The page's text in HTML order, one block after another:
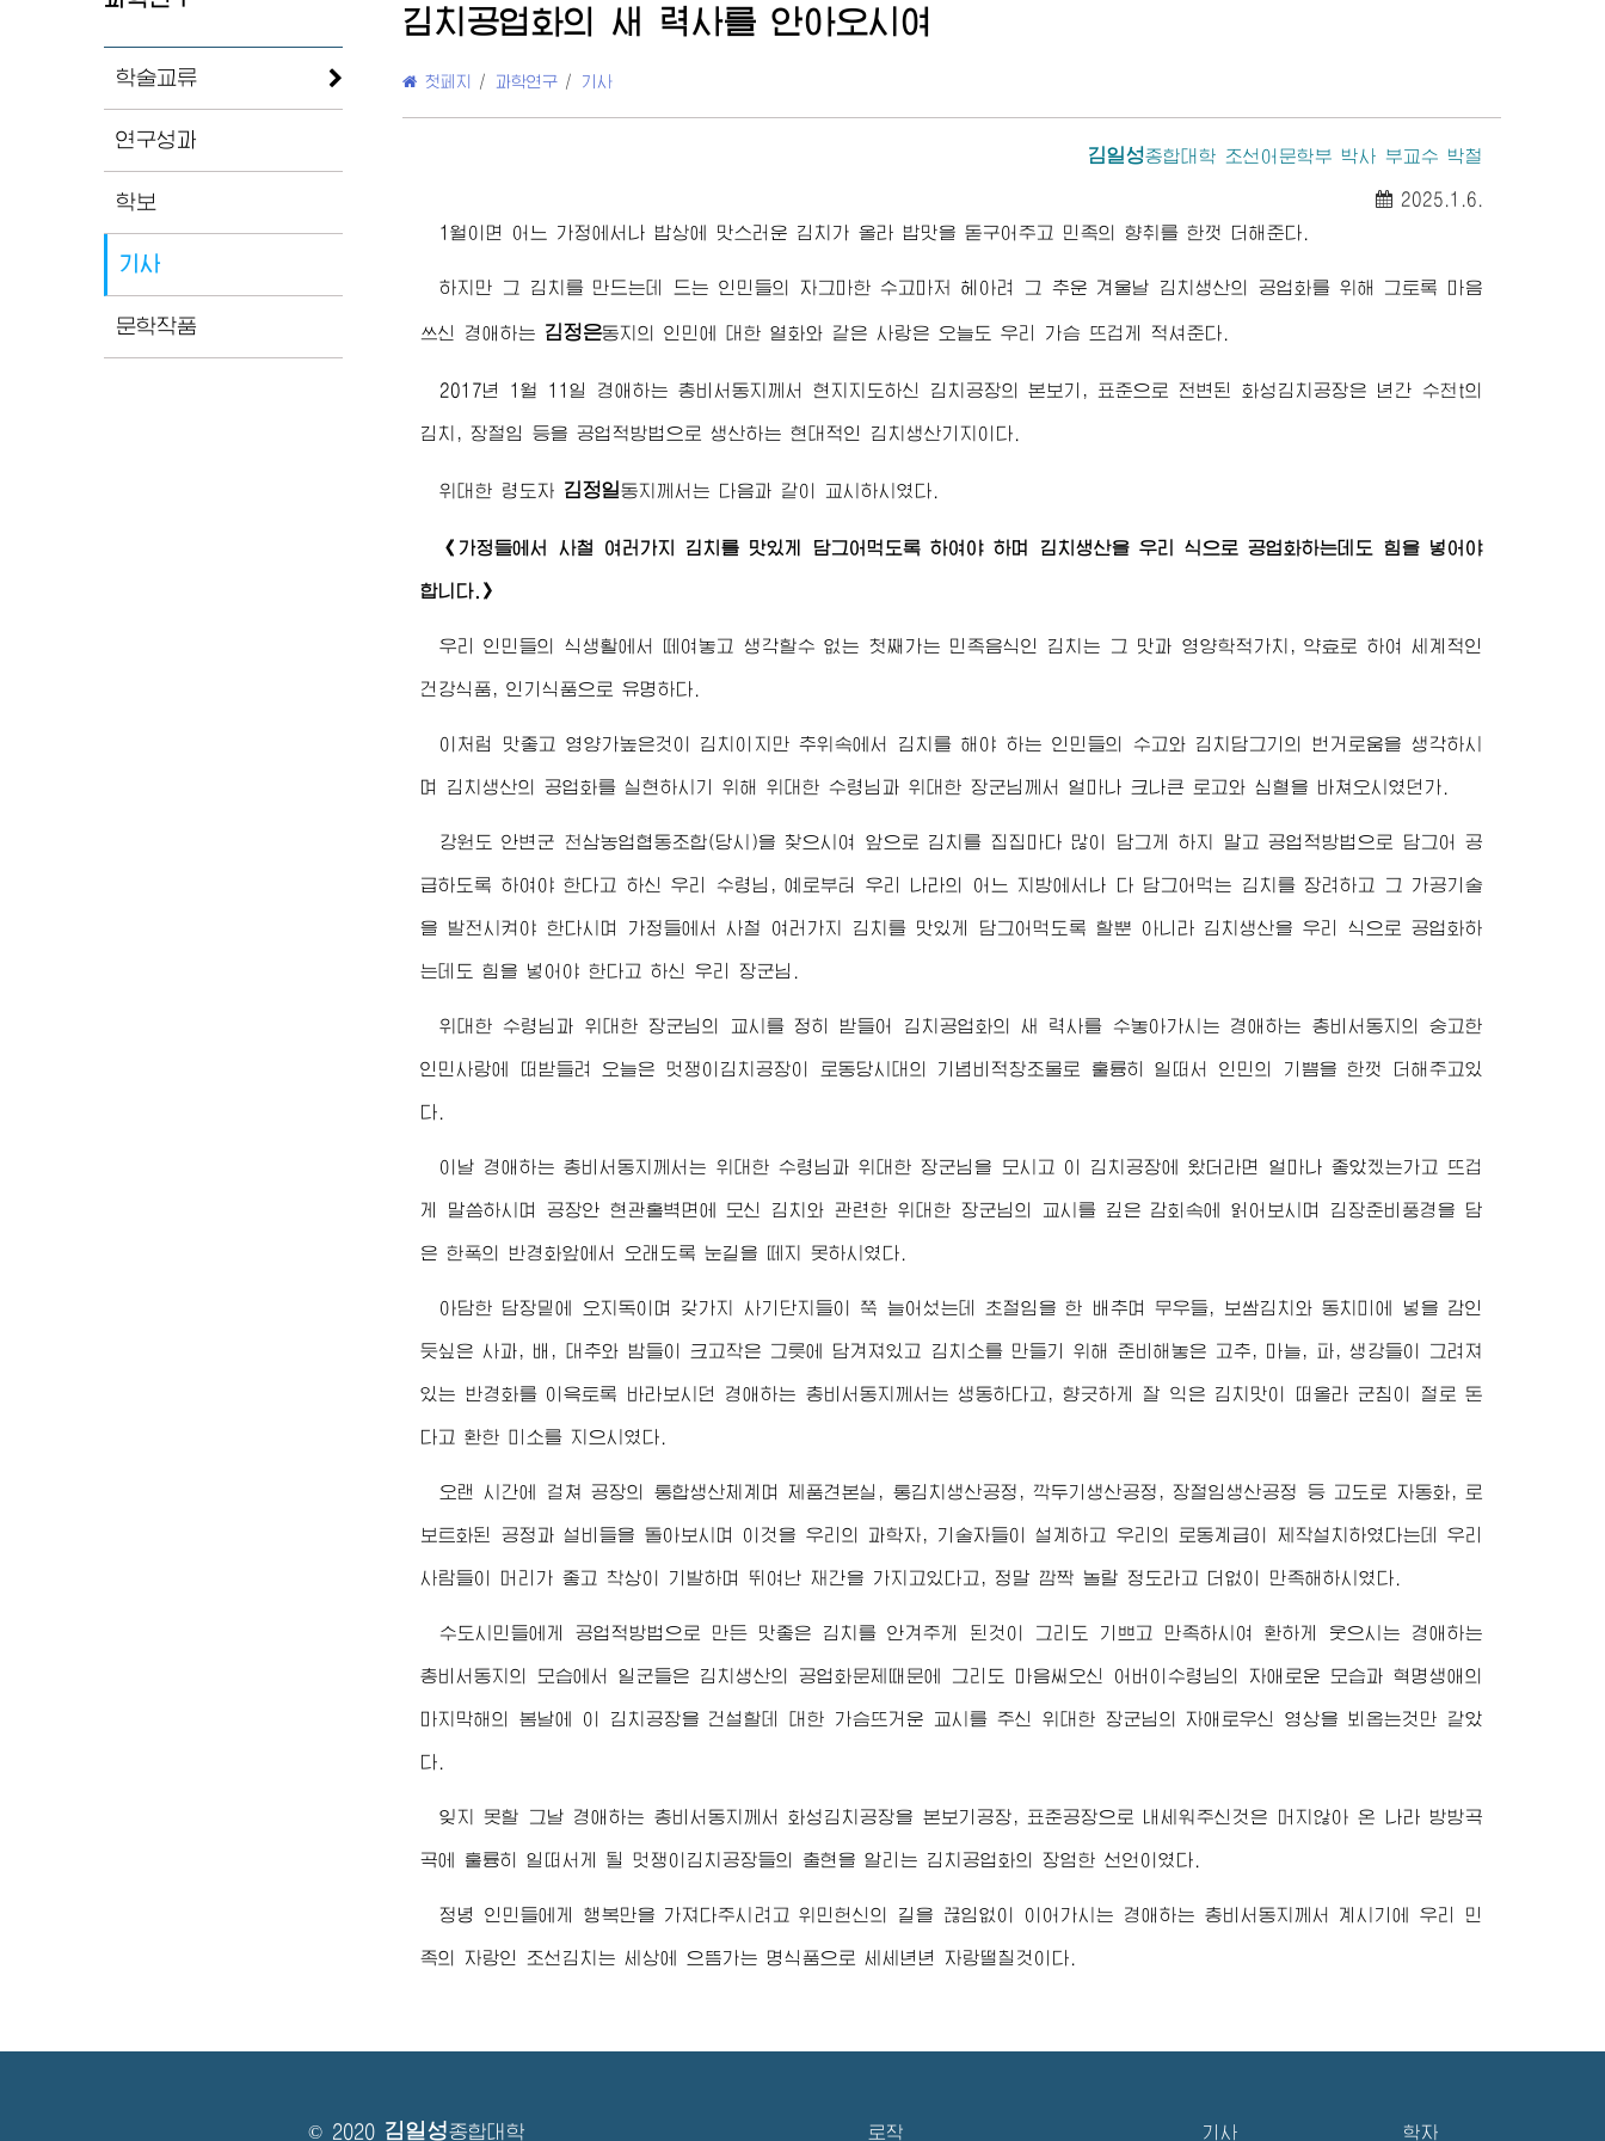
학술교류
연구성과
학보
기사
문학작품
김치공업화의 새 력사를 안아오시여
첫페지 / 과학연구 / 기사
김일성종합대학 조선어문학부 박사 부교수 박철
2025.1.6.
1월이면 어느 가정에서나 밥상에 맛스러운 김치가 올라 밥맛을 돋구어주고 민족의 향취를 한껏 더해준다.
하지만 그 김치를 만드는데 드는 인민들의 자그마한 수고마저 헤아려 그 추운 겨울날 김치생산의 공업화를 위해 그토록 마음
쓰신 경애하는 김정은동지 의 인민에 대한 열화와 같은 사랑은 오늘도 우리 가슴 뜨겁게 적셔준다.
2017년 1월 11일 경애하는 총비서동지께서 현지지도하신 김치공장의 본보기, 표준으로 전변된 화성김치공장은 년간 수천t의
김치, 장절임 등을 공업적방법으로 생산하는 현대적인 김치생산기지이다.
위대한 령도자 김정일동지께서 는 다음과 같이 교시하시였다.
《가정들에서 사철 여러가지 김치를 맛있게 담그어먹도록 하여야 하며 김치생산을 우리 식으로 공업화하는데도 힘을 넣어야
합니다.》
우리 인민들의 식생활에서 떼여놓고 생각할수 없는 첫째가는 민족음식인 김치는 그 맛과 영양학적가치, 약효로 하여 세계적인
건강식품, 인기식품으로 유명하다.
이처럼 맛좋고 영양가높은것이 김치이지만 추위속에서 김치를 해야 하는 인민들의 수고와 김치담그기의 번거로움을 생각하시
며 김치생산의 공업화를 실현하시기 위해 위대한 수령님 과 위대한 장군님께서 얼마나 크나큰 로고와 심혈을 바쳐오시였던가.
강원도 안변군 천삼농업협동조합(당시)을 찾으시여 앞으로 김치를 집집마다 많이 담그게 하지 말고 공업적방법으로 담그어 공
급하도록 하여야 한다고 하신 우리 수령님 , 예로부터 우리 나라의 어느 지방에서나 다 담그어먹는 김치를 장려하고 그 가공기술
을 발전시켜야 한다시며 가정들에서 사철 여러가지 김치를 맛있게 담그어먹도록 할뿐 아니라 김치생산을 우리 식으로 공업화하
는데도 힘을 넣어야 한다고 하신 우리 장군님
위대한 수령님 과 위대한 장군님의 교시를 정히 받들어 김치공업화의 새 력사를 수놓아가시는 경애하는 총비서동지 의 숭고한
인민사랑에 떠받들려 오늘은 멋쟁이김치공장이 로동당시대의 기념비적창조물로 훌륭히 일떠서 인민의 기쁨을 한껏 더해주고있
다.
이날 경애하는 총비서동지께서는 위대한 수령님 과위대한 장군님을 모시고 이 김치공장에 왔더라면 얼마나 좋았겠는가고 뜨겁
게 말씀하시며 공장안 현관홀벽면에 모신 김치와 관련한 위대한 장군님 의 교시를 깊은 감회속에 읽어보시며 김장준비풍경을 담
은 한폭의 반경화앞에서 오래도록 눈길을 떼지 못하시였다.
아담한 담장밑에 오지독이며 갖가지 사기단지들이 쭉 늘어섰는데 초절임을 한 배추며 무우들, 보쌈김치와 동치미에 넣을 감인
듯싶은 사과, 배, 대추와 밤들이 크고작은 그릇에 담겨져있고 김치소를 만들기 위해 준비해놓은 고추, 마늘, 파, 생강들이 그려져
있는 반경화를 이윽토록 바라보시던 경애하는 총비서동지께서 는 생동하다고, 향긋하게 잘 익은 김치맛이 떠올라 군침이 절로 돈
다고 환한 미소를 지으시였다.
오랜 시간에 걸쳐 공장의 통합생산체계며 제품견본실, 통김치생산공정, 깍두기생산공정, 장절임생산공정 등 고도로 자동화, 로
보트화된 공정과 설비들을 돌아보시며 이것을 우리의 과학자, 기술자들이 설계하고 우리의 로동계급이 제작설치하였다는데 우리
사람들이 머리가 좋고 착상이 기발하며 뛰여난 재간을 가지고있다고, 정말 깜짝 놀랄 정도라고 더없이 만족해하시였다.
수도시민들에게 공업적방법으로 만든 맛좋은 김치를 안겨주게 된것이 그리도 기쁘고 만족하시여 환하게 웃으시는 경애하는
총비서동지 의 모습에서 일군들은 김치생산의 공업화문제때문에 그리도 마음써오신 어버이수령님 의 자애로운 모습과 혁명생애의
마지막해의 봄날에 이 김치공장을 건설할데 대한 가슴뜨거운 교시를 주신 위대한 장군님 의 자애로우신 영상을 뵈옵는것만 같았
다.
잊지 못할 그날 경애하는 총비서동지께서 화성김치공장을 본보기공장, 표준공장으로 내세워주신것은 머지않아 온 나라 방방곡
곡에 훌륭히 일떠서게 될 멋쟁이김치공장들의 출현을 알리는 김치공업화의 장엄한 선언이였다.
정녕 인민들에게 행복만을 가져다주시려고 위민헌신의 길을 끊임없이 이어가시는 경애하는 총비서동지께서 계시기에 우리 민
족의 자랑인 조선김치는 세상에 으뜸가는 명식품으로 세세년년 자랑떨칠것이다.
© 2020 김일성종합대학 로작 기사 학자